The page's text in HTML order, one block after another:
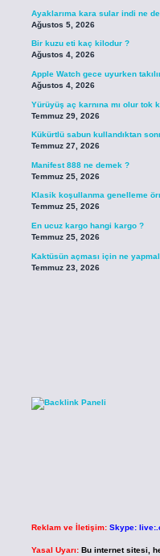
Ayaklarıma kara sular indi ne
Ağustos 5, 2026
Bir kuzu eti kaç kilodur ?
Ağustos 4, 2026
Apple Watch gece uyurken
Ağustos 4, 2026
Yürüyüş aç karnına mı olur tok
Temmuz 29, 2026
Kükürtlü sabun kullandıktan
Temmuz 27, 2026
Manifest 888 ne demek ?
Temmuz 25, 2026
Klasik koşullanma genelleme
Temmuz 25, 2026
En ucuz kargo hangi kargo ?
Temmuz 25, 2026
Kaktüsün açması için ne
Temmuz 23, 2026
Reklam ve İletişim: Skype:
Yasal Uyarı: Bu internet sitesi,